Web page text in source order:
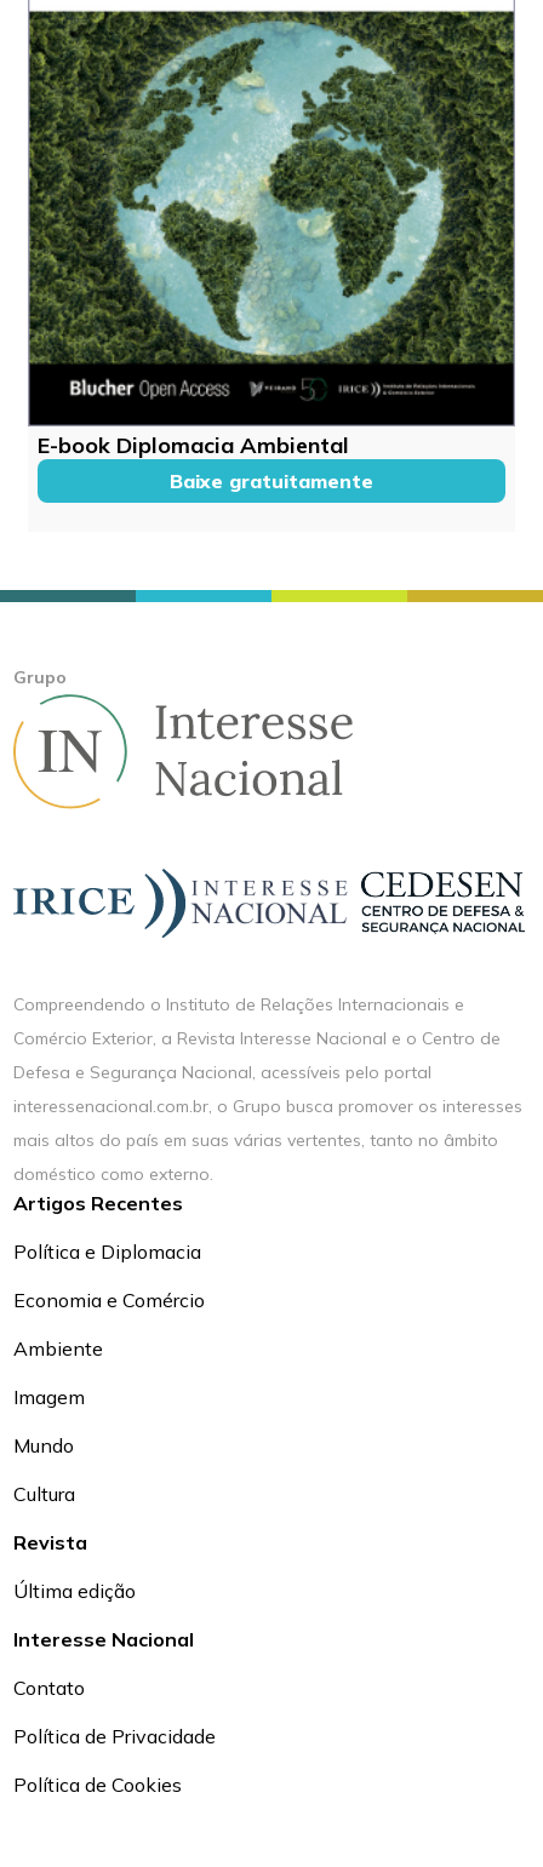
E-book Diplomacia Ambiental
Baixe gratuitamente
Grupo
Compreendendo o Instituto de Relações Internacionais e
Comércio Exterior, a Revista Interesse Nacional e o Centro de
Defesa e Segurança Nacional, acessíveis pelo portal
interessenacional.com.br, o Grupo busca promover os interesses
mais altos do país em suas várias vertentes, tanto no âmbito
doméstico como externo.
Artigos Recentes
Política e Diplomacia
Economia e Comércio
Ambiente
Imagem
Mundo
Cultura
Revista
Última edição
Interesse Nacional
Contato
Política de Privacidade
Política de Cookies